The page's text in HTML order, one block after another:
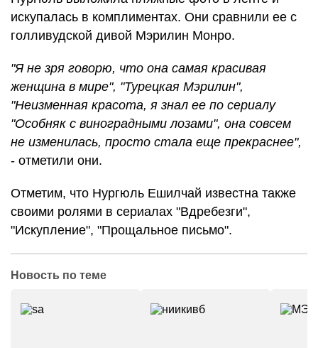
искупалась в комплиментах. Они сравнили ее с
голливудской дивой Мэрилин Монро.
"Я не зря говорю, что она самая красивая
женщина в мире", "Турецкая Мэрилин",
"Неизменная красота, я знал ее по сериалу
"Особняк с виноградными лозами", она совсем
не изменилась, просто стала еще прекраснее",
- отметили они.
Отметим, что Нургюль Ешилчай известна также
своими ролями в сериалах "Вдребезги",
"Искупление", "Прощальное письмо".
Новость по теме